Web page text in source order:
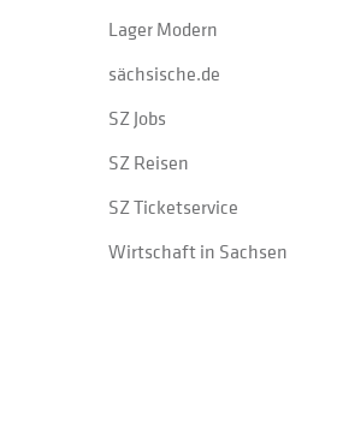
Lager Modern
sächsische.de
SZ Jobs
SZ Reisen
SZ Ticketservice
Wirtschaft in Sachsen